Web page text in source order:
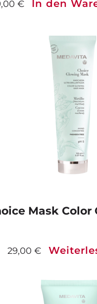
€ In den
Mask Color
29,00 €